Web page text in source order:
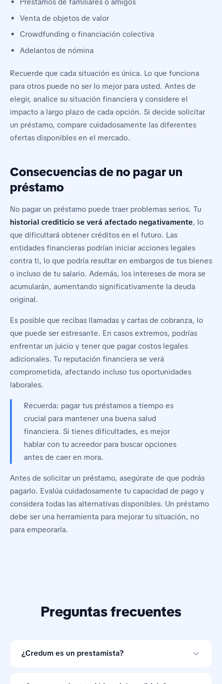
Préstamos de familiares o amigos
Venta de objetos de valor
Crowdfunding o financiación colectiva
Adelantos de nómina
Recuerde que cada situación es única. Lo que funciona
para otros puede no ser lo mejor para usted. Antes de
elegir, analice su situación financiera y considere el
impacto a largo plazo de cada opción. Si decide solicitar
un préstamo, compare cuidadosamente las diferentes
ofertas disponibles en el mercado.
Consecuencias de no pagar un
préstamo
No pagar un préstamo puede traer problemas serios. Tu
historial crediticio se verá afectado negativamente, lo
que dificultará obtener créditos en el futuro. Las
entidades financieras podrían iniciar acciones legales
contra ti, lo que podría resultar en embargos de tus bienes
o incluso de tu salario. Además, los intereses de mora se
acumularán, aumentando significativamente la deuda
original.
Es posible que recibas llamadas y cartas de cobranza, lo
que puede ser estresante. En casos extremos, podrías
enfrentar un juicio y tener que pagar costos legales
adicionales. Tu reputación financiera se verá
comprometida, afectando incluso tus oportunidades
laborales.
Recuerda: pagar tus préstamos a tiempo es
crucial para mantener una buena salud
financiera. Si tienes dificultades, es mejor
hablar con tu acreedor para buscar opciones
antes de caer en mora.
Antes de solicitar un préstamo, asegúrate de que podrás
pagarlo. Evalúa cuidadosamente tu capacidad de pago y
considera todas las alternativas disponibles. Un préstamo
debe ser una herramienta para mejorar tu situación, no
para empeorarla.
Preguntas frecuentes
¿Credum es un prestamista?